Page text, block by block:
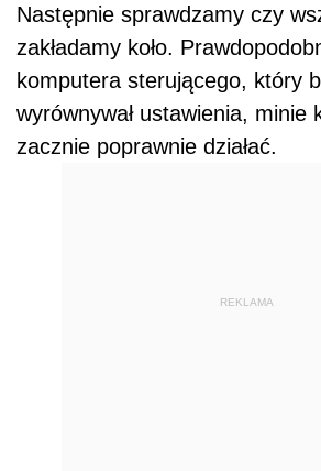
Następnie sprawdzamy czy
zakładamy koło.
komputera sterującego, który
wyrównywał ustawienia, minie
zacznie poprawnie działać.
REKLAMA